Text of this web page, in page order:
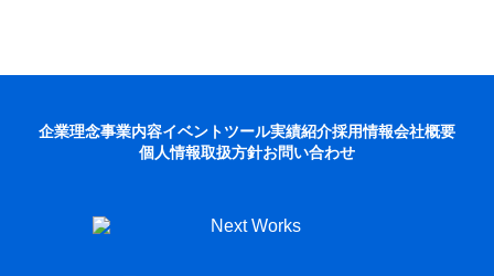
企業理念事業内容イベントツール実績紹介採用情報会社概要
個人情報取扱方針お問い合わせ